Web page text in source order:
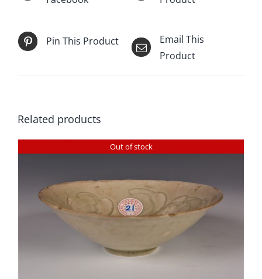
Pin This Product
Email This
Product
Related products
Out of stock